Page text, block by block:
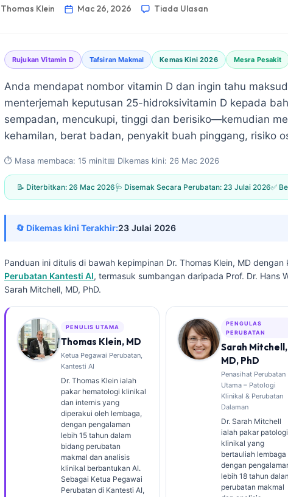
Klein Mac 26, 2026 Tiada Ulasan
Rujukan Vitamin D Tafsiran Makmal Kemas Kini 2026 Mesra Pesakit
Anda mendapat nombor vitamin D dan ingin tahu
menterjemah keputusan 25-hidroksivitamin D kepada
sempadan, mencukupi, tinggi dan berisiko—kemudian
kehamilan, berat badan, penyakit buah pinggang, risiko
⏱️ Masa membaca: 15 minit📅 Dikemas kini: 26 Mac 2026
📝 Diterbitkan: 26 Mac 2026🩺 Disemak Secara Perubatan: 23 Julai 2026✅
🔄 Dikemas kini Terakhir:23 Julai 2026
Panduan ini ditulis di bawah kepimpinan Dr. Thomas Klein, MD dengan
Perubatan Kantesti AI, termasuk sumbangan daripada Prof. Dr. Hans
Sarah Mitchell, MD, PhD.
PENULIS UTAMA
Thomas Klein, MD
Ketua Pegawai Perubatan,
Kantesti AI
Dr. Thomas Klein ialah
pakar hematologi klinikal
dan internis yang
diperakui oleh lembaga,
dengan pengalaman
lebih 15 tahun dalam
bidang perubatan
makmal dan analisis
klinikal berbantukan AI.
Sebagai Ketua Pegawai
Perubatan di Kantesti AI,
PENGULAS
PERUBATAN
Sarah Mitchell,
MD, PhD
Penasihat Perubatan
Utama – Patologi
Klinikal & Perubatan
Dalaman
Dr. Sarah Mitchell
ialah pakar patologi
klinikal yang
bertauliah lembaga
dengan
lebih 18 tahun
perubatan makmal